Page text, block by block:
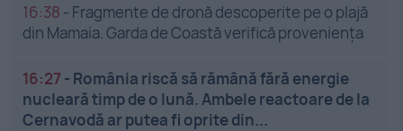
16:38 - Fragmente de dronă descoperite pe o plajă
din Mamaia. Garda de Coastă verifică proveniența
16:27 - România riscă să rămână fără energie
nucleară timp de o lună. Ambele reactoare de la
Cernavodă ar putea fi oprite din...